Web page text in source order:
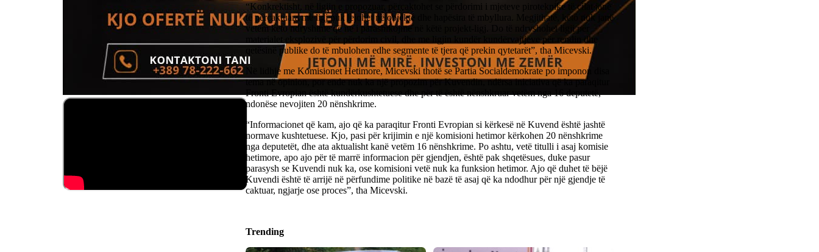
“Konkrektisht, në ligjin e propozuar, përcaktohet se përdorimi i mjeteve piroteknike të cilat janë
të përcaktuara me ligj nuk lejohet në objekte dhe hapësira të mbyllura. Megjithatë, këto nuk janë
vetëm këto ndryshime që ne i parashikojmë në këtë projekt-ligj. Do të ndryshohet ligji për
materialet eksplozivë për përdorim civil, dhe me ligjin kundër kundërvajtjeve për rendin dhe
qetësinë publike do të mbulohen edhe segmente të tjera që prekin qytetarët”, tha Micevski.
Në lidhje me Komisionet Hetimore, Micevski thotë se Partia Socialdemokrate po imponon disa
tema në opinion, por ende nuk ka një propozim për Kuvendin, ndërsa iniciativa që ka paraqitur
Fronti Evropian është kundërkushtetuese dhe për të është nënshkruar vetëm nga 16 deputetë,
ndonëse nevojiten 20 nënshkrime.
“Informacionet që kam, ajo që ka paraqitur Fronti Evropian si kërkesë në Kuvend është jashtë
normave kushtetuese. Kjo, pasi për krijimin e një komisioni hetimor kërkohen 20 nënshkrime
nga deputetët, dhe ata aktualisht kanë vetëm 16 nënshkrime. Po ashtu, vetë titulli i asaj komisie
hetimore, apo ajo për të marrë informacion për gjendjen, është pak shqetësues, duke pasur
parasysh se Kuvendi nuk ka, ose komisioni vetë nuk ka funksion hetimor. Ajo që duhet të bëjë
Kuvendi është të arrijë në përfundime politike në bazë të asaj që ka ndodhur për një gjendje të
caktuar, ngjarje ose proces”, tha Micevski.
Trending